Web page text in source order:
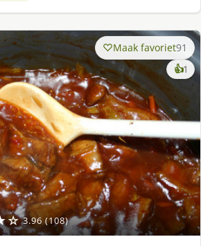
3.96 (108)
Maak favoriet91
👍1